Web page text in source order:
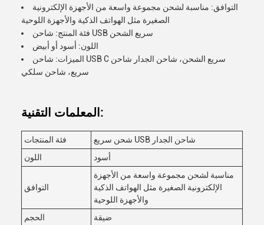
التوافق: مناسبة لشحن مجموعة واسعة من الأجهزة الإلكترونية
الصغيرة مثل الهواتف الذكية والأجهزة اللوحية
فئة المنتج: شاحن USB سريع الشحن
اللون: أسود أو أبيض
الميزات: شاحن USB C سريع الشحن، شاحن الجدار شاحن
سريع، شاحن سلكي
المعلمات التقنية:
فئة المنتجات
شحن سريع USB شاحن الجدار
اللون
أسود
التوافق
مناسبة لشحن مجموعة واسعة من الأجهزة
الإلكترونية الصغيرة مثل الهواتف الذكية
والأجهزة اللوحية
الحجم
ضيقة